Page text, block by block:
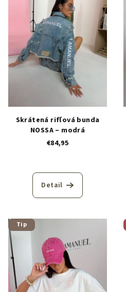
Skrátená rifľová bunda
NOSSA – modrá
€84,95
Detail
Tip